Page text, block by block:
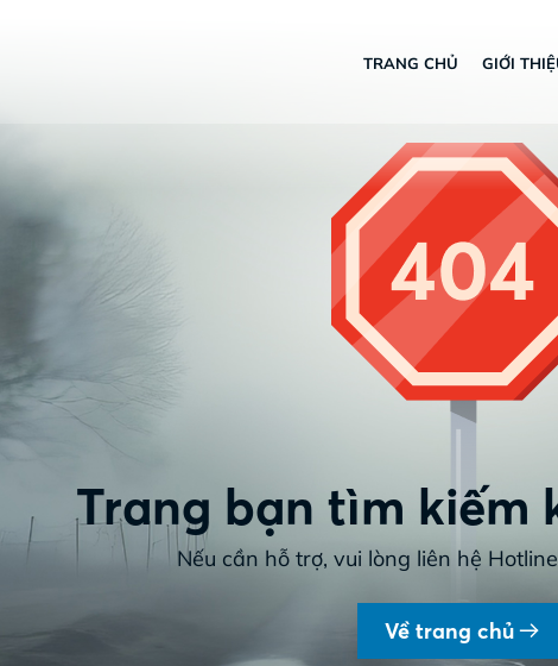
TRANG CHỦ GIỚI
Trang bạn tìm kiếm
Nếu cần hỗ trợ, vui lòng liên hệ Hotline
Về trang chủ